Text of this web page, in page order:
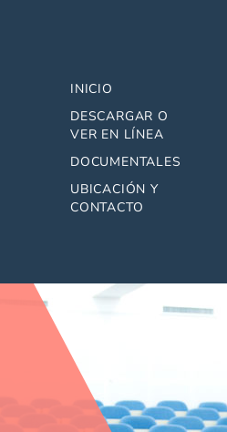
INICIO
DESCARGAR O
VER EN LÍNEA
DOCUMENTALES
UBICACIÓN Y
CONTACTO